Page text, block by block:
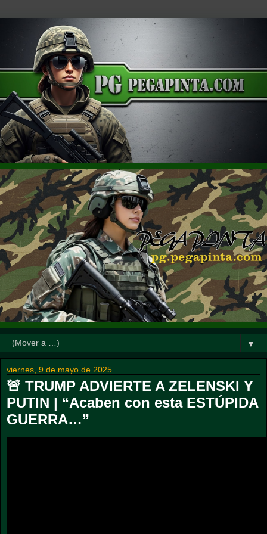
▼
viernes, 9 de mayo de 2025
🚨 TRUMP ADVIERTE A ZELENSKI Y
PUTIN | “Acaben con esta ESTÚPIDA
GUERRA…”